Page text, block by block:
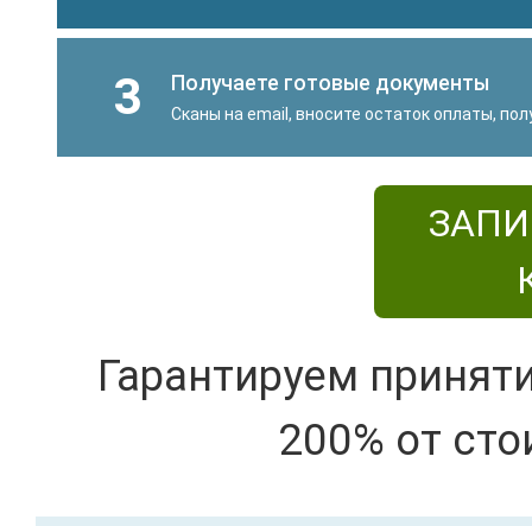
3 Получаете готовые документы
Сканы на email, вносите остаток оплаты,
Гарантируем
200% от